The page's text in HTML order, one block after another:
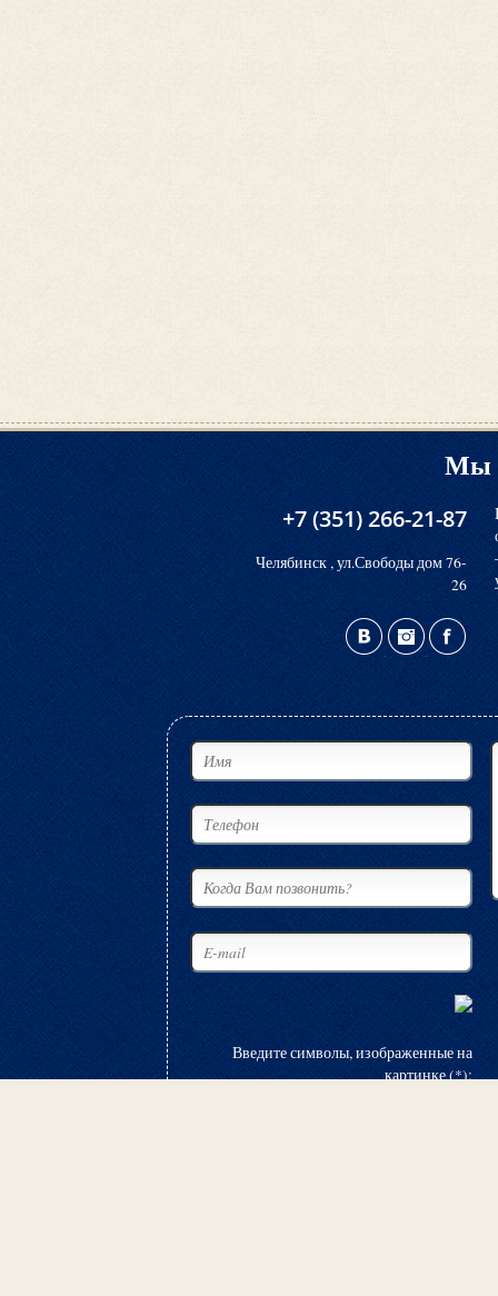
Мы
+7 (351) 266-21-87
Челябинск , ул.Свободы дом 76-
26
Введите символы, изображенные на
картинке (*):